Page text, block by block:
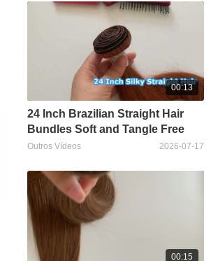
00:13
24 Inch Brazilian Straight Hair
Bundles Soft and Tangle Free
Outros Vídeos 2026-07-17
00:15